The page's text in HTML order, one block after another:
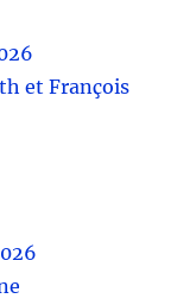
et François